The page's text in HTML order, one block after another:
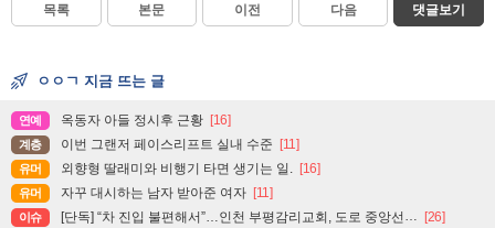
목록 본문 이전 다음 댓글보기
ㅇㅇㄱ 지금 뜨는 글
연예 옥동자 아들 정시후 근황 [16]
계층 이번 그랜저 페이스리프트 실내 수준 [11]
유머 외향형 딸래미와 비행기 타면 생기는 일. [16]
유머 자꾸 대시하는 남자 받아준 여자 [11]
이슈 [단독] “차 진입 불편해서”…인천 부평감리교회, 도로 중앙선 ‘검은 페인트’로 지워 [26]